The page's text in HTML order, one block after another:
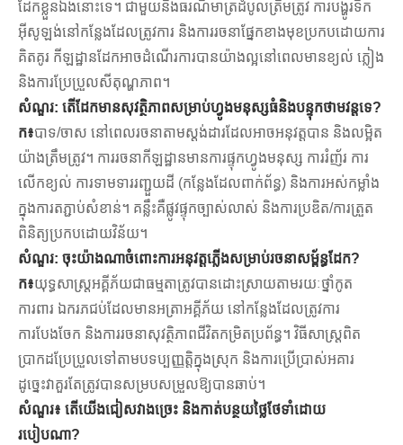
ដែកខ្លួនឯងនោះទេ។ ជាមួយនឹងធរណីមាត្រដំបូលត្រឹមត្រូវ ការបង្ហូរទឹក
អ៊ីសូឡង់នៅកន្លែងដែលត្រូវការ និងការរចនាផ្នែកខាងមុខប្រកបដោយការ
គិតគូរ កីឡដ្ឋានដែកអាចដំណើរការបានយ៉ាងល្អនៅពេលមានខ្យល់ ភ្លៀង
និងការប្រែប្រួលសីតុណ្ហភាព។
សំណួរ: តើដែកមានសុវត្ថិភាពសម្រាប់ហ្វូងមនុស្សធំនិងបន្ទុកថាមវន្តទេ?
ក៖បាទ/ចាស នៅពេលរចនាតាមស្តង់ដារដែលអាចអនុវត្តបាន និងលម្អិត
យ៉ាងត្រឹមត្រូវ។ ការ​រចនា​កីឡដ្ឋាន​មាន​ការ​ផ្ទុក​ហ្វូង​មនុស្ស ការ​រំញ័រ ការ​
លើក​ខ្យល់ ការ​ទាមទារ​រញ្ជួយ​ដី (កន្លែង​ដែល​ពាក់ព័ន្ធ) និង​ការ​អស់កម្លាំង​
ក្នុង​ការ​តភ្ជាប់​សំខាន់។ គន្លឹះគឺផ្លូវផ្ទុកច្បាស់លាស់ និងការប្រឌិត/ការត្រួត
ពិនិត្យប្រកបដោយវិន័យ។
សំណួរ: ចុះយ៉ាងណាចំពោះការអនុវត្តភ្លើងសម្រាប់រចនាសម្ព័ន្ធដែក?
ក៖យុទ្ធសាស្ត្រអគ្គីភ័យជាធម្មតាត្រូវបានដោះស្រាយតាមរយៈថ្នាំកូត
ការពារ ឯករភជប់ដែលមានអត្រាអគ្គីភ័យ នៅកន្លែងដែលត្រូវការ
ការបែងចែក និងការរចនាសុវត្ថិភាពជីវិតកម្រិតប្រព័ន្ធ។ វិធីសាស្រ្តពិត
ប្រាកដប្រែប្រួលទៅតាមបទប្បញ្ញត្តិក្នុងស្រុក និងការប្រើប្រាស់អគារ
ដូច្នេះវាគួរតែត្រូវបានសម្របសម្រួលឱ្យបានឆាប់។
សំណួរ៖ តើយើងជៀសវាងច្រេះ និងកាត់បន្ថយថ្លៃថែទាំដោយ
របៀបណា?